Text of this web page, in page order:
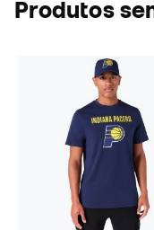
Produtos